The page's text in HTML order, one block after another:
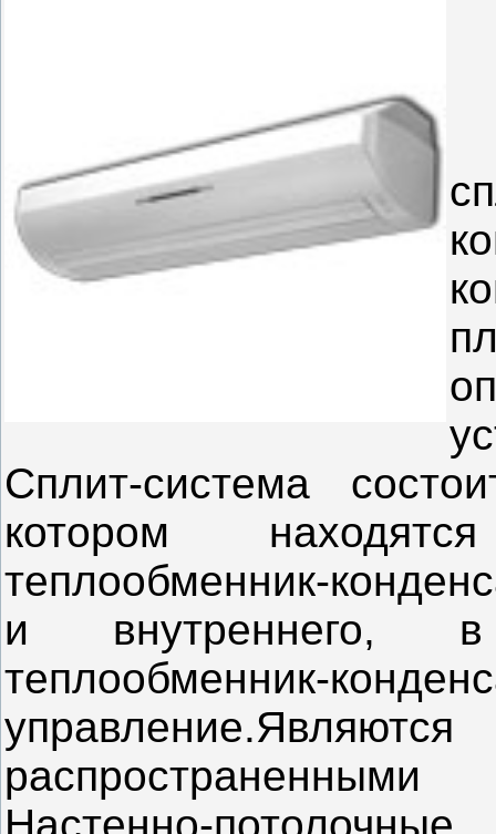
Сплит-система
котором
теплообменник-
и внутреннего, в
теплообменник-
Настенно-